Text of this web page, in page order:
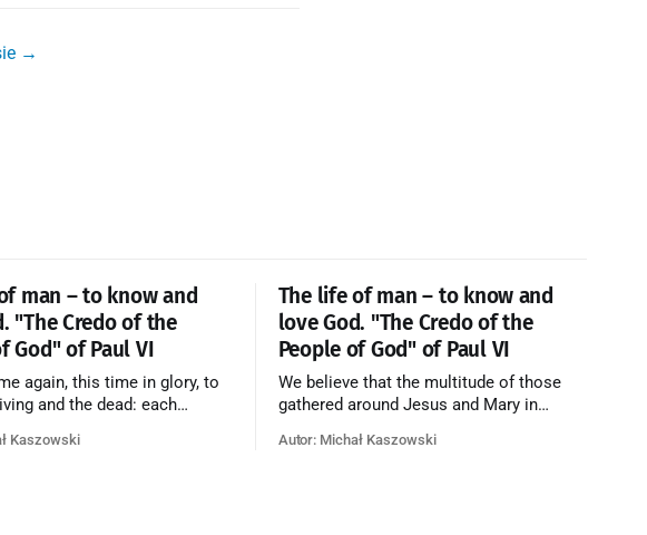
→
man – to know and
"The Credo of the
God" of Paul VI
again, this time in glory, to
and the dead: each
the love and piety of God
Kaszowski
The life of man – to know and
love God. "The Credo of the
People of God" of Paul VI
We believe that the multitude of those
gathered around Jesus and Mary in
where in eternal beatitude they see God
Autor: Michał Kaszowski